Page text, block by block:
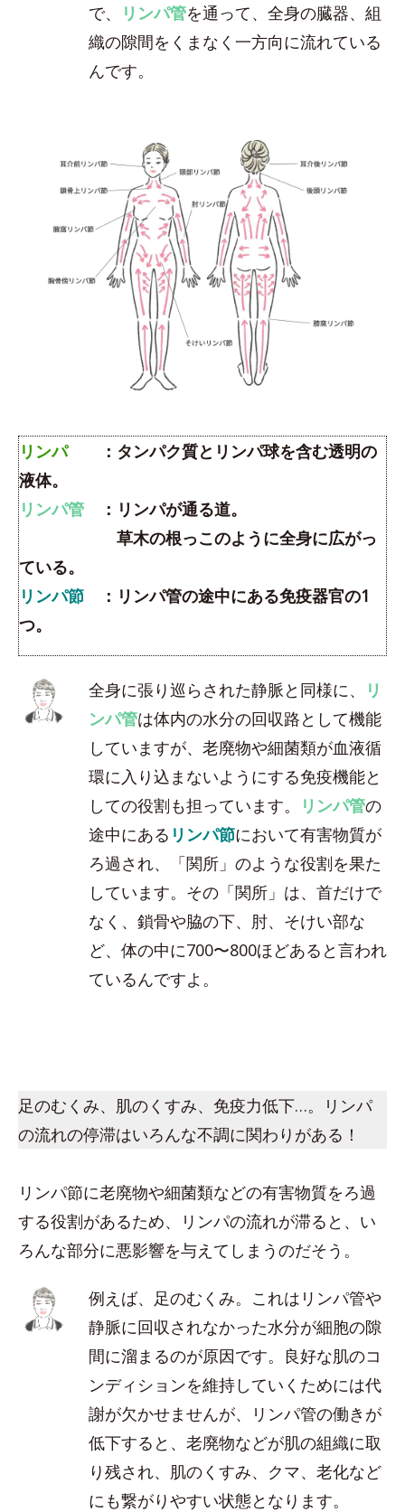
で、
リンパ管を通って、全身の臓器、組
織の隙間をくまなく一方向に流れている
んです。
リンパ：タンパク質とリンパ球を含む透明の
液体。
リンパ管 ：リンパが通る道。
草木の根っこのように全身に広がっ
ている。
リンパ節 ：リンパ管の途中にある免疫器官の1
つ。
全身に張り巡らされた静脈と同様に、
リ
ンパ管は体内の水分の回収路として機能
していますが、老廃物や細菌類が血液循
環に入り込まないようにする免疫機能と
しての役割も担っています。
リンパ管の
途中にある リンパ節において有害物質が
ろ過され、「関所」のような役割を果た
しています。その「関所」は、首だけで
なく、鎖骨や脇の下、肘、そけい部な
ど、体の中に700〜800ほどあると言われ
ているんですよ。
足のむくみ、肌のくすみ、免疫力低下…。リンパ
の流れの停滞はいろんな不調に関わりがある！
リンパ節に老廃物や細菌類などの有害物質をろ過
する役割があるため、リンパの流れが滞ると、い
ろんな部分に悪影響を与えてしまうのだそう。
例えば、足のむくみ。これはリンパ管や
静脈に回収されなかった水分が細胞の隙
間に溜まるのが原因です。良好な肌のコ
ンディションを維持していくためには代
謝が欠かせませんが、リンパ管の働きが
低下すると、老廃物などが肌の組織に取
り残され、肌のくすみ、クマ、老化など
にも繋がりやすい状態となります。